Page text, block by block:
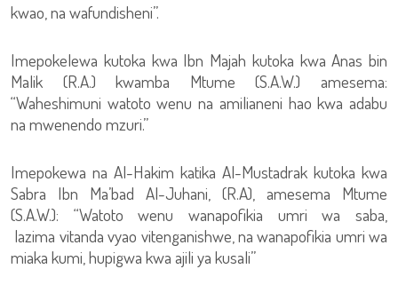
kwao, na wafundisheni”.
Imepokelewa kutoka kwa Ibn Majah kutoka kwa Anas bin
Malik (R.A.) kwamba Mtume (S.A.W.) amesema:
“Waheshimuni watoto wenu na amilianeni hao kwa adabu
na mwenendo mzuri.”
Imepokewa na Al-Hakim katika Al-Mustadrak kutoka kwa
Sabra Ibn Ma’bad Al-Juhani, (R.A), amesema Mtume
(S.A.W.): “Watoto wenu wanapofikia umri wa saba,
lazima vitanda vyao vitenganishwe, na wanapofikia umri wa
miaka kumi, hupigwa kwa ajili ya kusali”